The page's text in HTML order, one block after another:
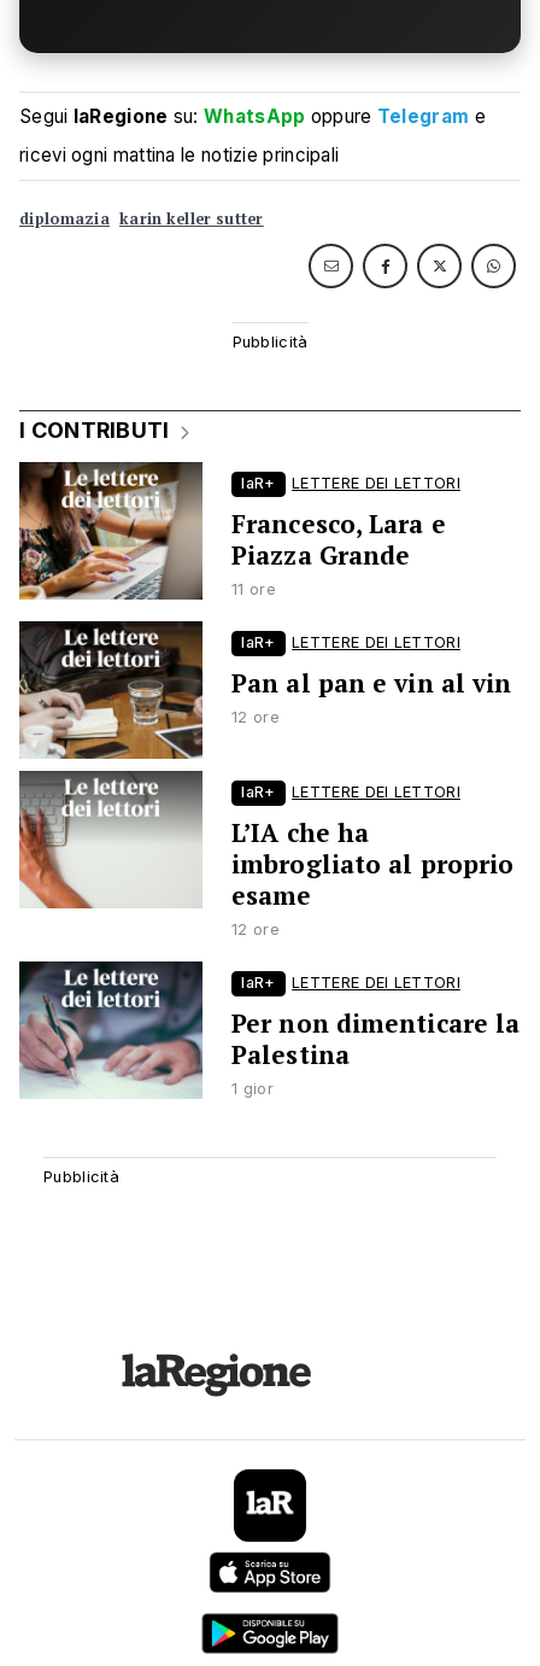
Segui laRegione su:WhatsApp oppure Telegram e
ricevi ogni mattina le notizie principali
diplomazia karin keller sutter
I CONTRIBUTI
laR+ LETTERE DEI LETTORI
Francesco, Lara e
Piazza Grande
11 ore
laR+ LETTERE DEI LETTORI
Pan al pan e vin al vin
12 ore
laR+ LETTERE DEI LETTORI
L’IA che ha
imbrogliato al proprio
esame
12 ore
laR+ LETTERE DEI LETTORI
Per non dimenticare la
Palestina
1 gior